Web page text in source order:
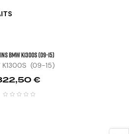
BMW K1300S (09-15)
K1300S (09-15)
€